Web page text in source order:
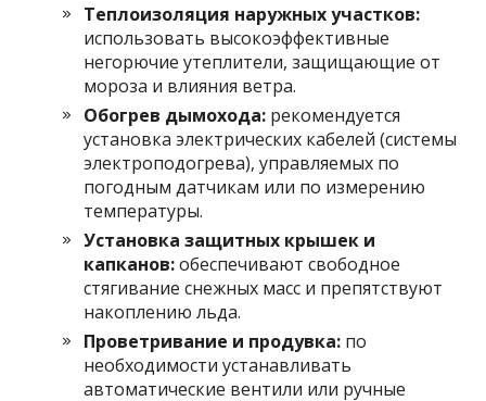
Теплоизоляция наружных участков:
использовать высокоэффективные
негорючие утеплители, защищающие от
мороза и влияния ветра.
Обогрев дымохода: рекомендуется
установка электрических кабелей (системы
электроподогрева), управляемых по
погодным датчикам или по измерению
температуры.
Установка защитных крышек и
капканов:обеспечивают свободное
стягивание снежных масс и препятствуют
накоплению льда.
Проветривание и продувка: по
необходимости устанавливать
автоматические вентили или ручные